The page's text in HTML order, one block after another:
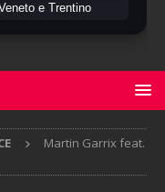
e Trentino
Martin Garrix feat.